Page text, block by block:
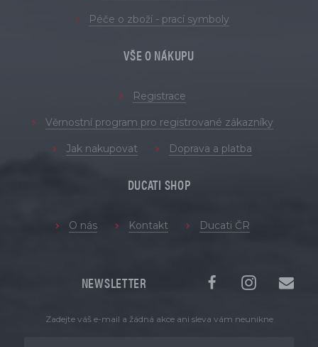
Péče o zboží - prací symboly
VŠE O NÁKUPU
Registrace
Věrnostní program pro registrované zákazníky
Jak nakupovat Doprava a platba
DUCATI SHOP
O nás Kontakt Ducati ČR
NEWSLETTER
Zadejte váš e-mail a žádná akce ani sleva vám neunikne